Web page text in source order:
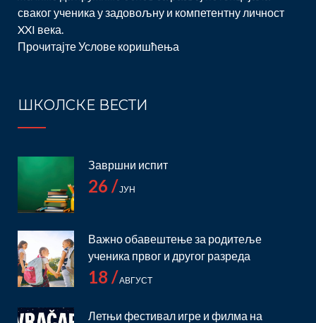
сваког ученика у задовољну и компетентну личност
XXI века.
ПрочитајтеУслове коришћења
ШКОЛСКЕ ВЕСТИ
Завршни испит
26 /ЈУН
Важно обавештење за родитеље
ученика првог и другог разреда
18 /АВГУСТ
Летњи фестивал игре и филма на